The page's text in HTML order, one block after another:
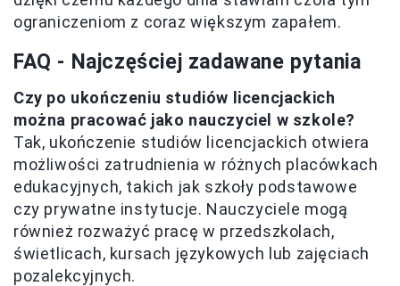
ograniczeniom z coraz większym zapałem.
FAQ - Najczęściej zadawane pytania
Czy po ukończeniu studiów licencjackich
można pracować jako nauczyciel w szkole?
Tak, ukończenie studiów licencjackich otwiera
możliwości zatrudnienia w różnych placówkach
edukacyjnych, takich jak szkoły podstawowe
czy prywatne instytucje. Nauczyciele mogą
również rozważyć pracę w przedszkolach,
świetlicach, kursach językowych lub zajęciach
pozalekcyjnych.